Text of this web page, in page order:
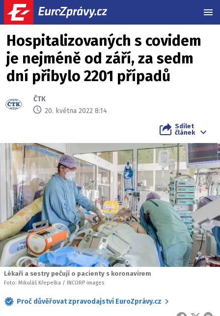
Hospitalizovaných s covidem
je nejméně od září, za sedm
dní přibylo 2201 případů
ČTK
20. května 2022 8:14
Sdílet
článek
Lékaři a sestry pečují o pacienty s koronavirem
Foto: Mikuláš Křepelka / INCORP images
Proč důvěřovat zpravodajství EuroZprávy.cz